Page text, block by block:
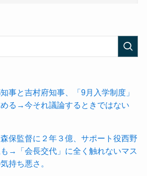
事と吉村府知事、「9月入学制度」
る→今それ議論するときではない
保監督に２年３億、サポート役西野
→「会長交代」に全く触れないマス
持ち悪さ。